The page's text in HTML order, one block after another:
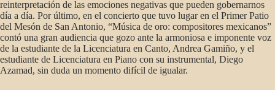
reinterpretación de las emociones negativas que pueden gobernarnos
día a día. Por último, en el concierto que tuvo lugar en el Primer Patio
del Mesón de San Antonio, “Música de oro: compositores mexicanos”
contó una gran audiencia que gozo ante la armoniosa e imponente voz
de la estudiante de la Licenciatura en Canto, Andrea Gamiño, y el
estudiante de Licenciatura en Piano con su instrumental, Diego
Azamad, sin duda un momento difícil de igualar.